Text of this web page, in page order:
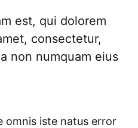
est, qui dolorem
consectetur,
non numquam eius
omnis iste natus error